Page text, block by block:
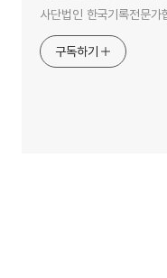
사단법인 한국기록전문
구독하기